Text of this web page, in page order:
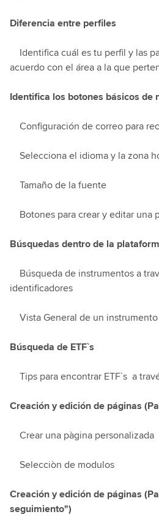
Diferencia entre perfiles
Identifica cuál es tu perfil y las
acuerdo con el área a la que
Identifica los botones básicos de
Configuración de correo para
Selecciona el idioma y la zona
Tamaño de la fuente
Botones para crear y editar una
Búsquedas dentro de la
Búsqueda de instrumentos a
identificadores
Vista General de un instrumento
Búsqueda de ETF`s
Tips para encontrar ETF`s a
Creación y edición de páginas
Crear una pàgina personalizada
Selecciòn de modulos
Creación y edición de páginas
seguimiento")